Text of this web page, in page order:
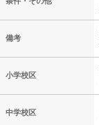
備考
小学校区
中学校区